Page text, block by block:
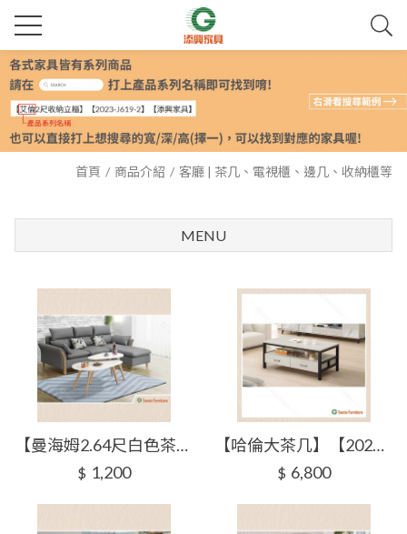
首頁 商品介紹 客廳 | 茶几、電視櫃、邊几、收納櫃等
MENU
【曼海姆2.64尺白色茶几】【2025-J289-5】【添興家具】
$ 1,200
【哈倫大茶几】【2025-J293-2】【添興家具】
$ 6,800